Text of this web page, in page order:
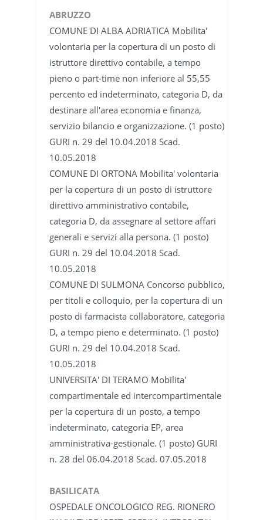
ABRUZZO
COMUNE DI ALBA ADRIATICA Mobilita'
volontaria per la copertura di un posto di
istruttore direttivo contabile, a tempo
pieno o part-time non inferiore al 55,55
percento ed indeterminato, categoria D, da
destinare all'area economia e finanza,
servizio bilancio e organizzazione. (1 posto)
GURI n. 29 del 10.04.2018 Scad.
10.05.2018
COMUNE DI ORTONA Mobilita' volontaria
per la copertura di un posto di istruttore
direttivo amministrativo contabile,
categoria D, da assegnare al settore affari
generali e servizi alla persona. (1 posto)
GURI n. 29 del 10.04.2018 Scad.
10.05.2018
COMUNE DI SULMONA Concorso pubblico,
per titoli e colloquio, per la copertura di un
posto di farmacista collaboratore, categoria
D, a tempo pieno e determinato. (1 posto)
GURI n. 29 del 10.04.2018 Scad.
10.05.2018
UNIVERSITA' DI TERAMO Mobilita'
compartimentale ed intercompartimentale
per la copertura di un posto, a tempo
indeterminato, categoria EP, area
amministrativa-gestionale. (1 posto) GURI
n. 28 del 06.04.2018 Scad. 07.05.2018
BASILICATA
OSPEDALE ONCOLOGICO REG. RIONERO